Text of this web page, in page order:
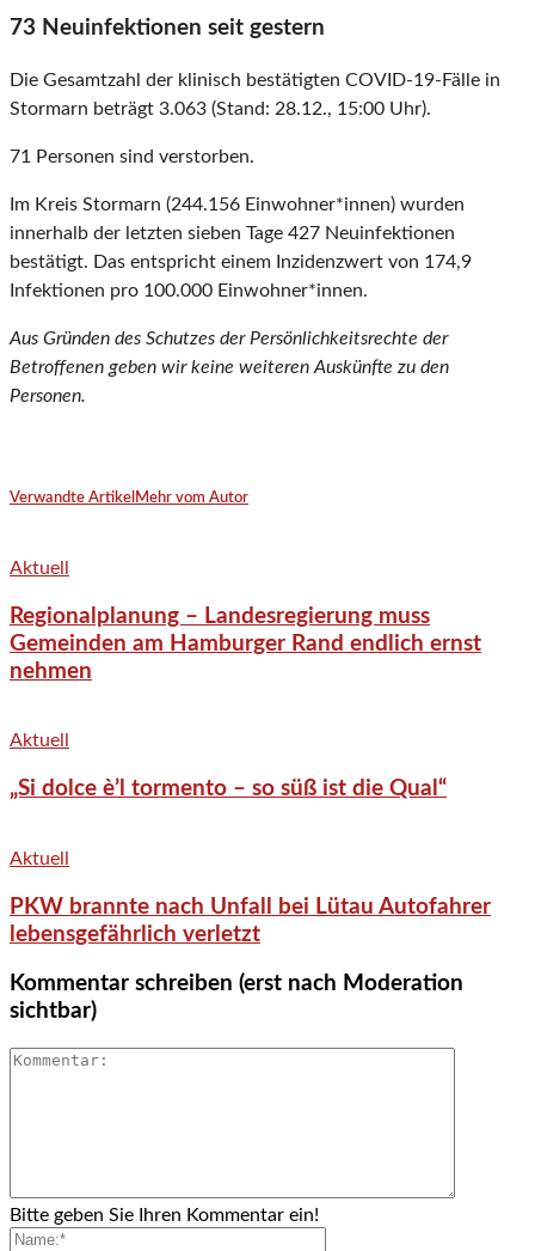
73 Neuinfektionen seit gestern
Die Gesamtzahl der klinisch bestätigten COVID-19-Fälle in
Stormarn beträgt 3.063 (Stand: 28.12., 15:00 Uhr).
71 Personen sind verstorben.
Im Kreis Stormarn (244.156 Einwohner*innen) wurden
innerhalb der letzten sieben Tage 427 Neuinfektionen
bestätigt. Das entspricht einem Inzidenzwert von 174,9
Infektionen pro 100.000 Einwohner*innen.
Aus Gründen des Schutzes der Persönlichkeitsrechte der
Betroffenen geben wir keine weiteren Auskünfte zu den
Personen.
Verwandte Artikel Mehr vom Autor
Aktuell
Regionalplanung – Landesregierung muss
Gemeinden am Hamburger Rand endlich ernst
nehmen
Aktuell
„Si dolce è’l tormento – so süß ist die Qual“
Aktuell
PKW brannte nach Unfall bei Lütau Autofahrer
lebensgefährlich verletzt
Kommentar schreiben (erst nach Moderation
sichtbar)
Bitte geben Sie Ihren Kommentar ein!